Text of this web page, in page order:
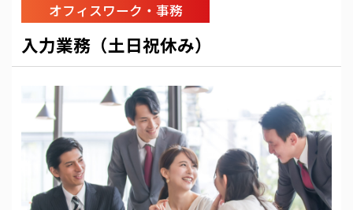
オフィスワーク・事務
入力業務（土日祝休み）